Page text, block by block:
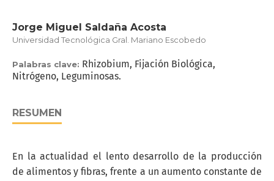
Jorge Miguel Saldaña Acosta
Universidad Tecnológica Gral. Mariano Escobedo
Palabras clave: Rhizobium, Fijación Biológica,
Nitrógeno, Leguminosas.
RESUMEN
En la actualidad el lento desarrollo de la producción
de alimentos y fibras, frente a un aumento constante de